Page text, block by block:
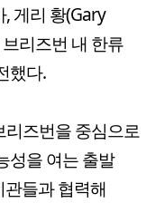
게리 황(Gary
리즈번 내 한류
했다.
리즈번을 중심으로
성을 여는 출발
관들과 협력해